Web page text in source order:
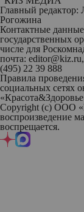
Главный редактор:
Рогожина
Контактные
государственных
числе для
почта:
(495) 22 39 888
Правила
социальных сетях
Copyright (с) ООО
воспроизведение
воспрещается.